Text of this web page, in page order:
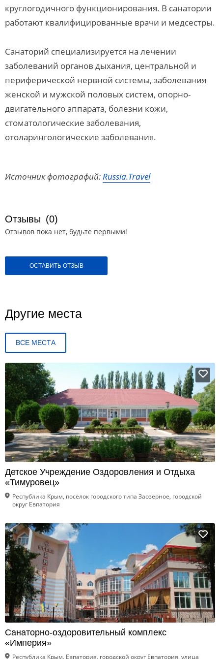
круглогодичного функционирования. В санатории
работают квалифицированные врачи и медсестры.
Санаторий специализируется на лечении
заболеваний органов дыхания, центральной и
периферической нервной системы, заболевания
женской и мужской половых систем, опорно-
двигательного аппарата, болезни кожи,
стоматологические заболевания,
отоларингологические заболевания.
Источник фотографий:Russia.Travel
Отзывы (0)
Отзывов пока нет, будьте первыми!
ОСТАВИТЬ ОТЗЫВ
Другие места
ВСЕ МЕСТА
Детское Учреждение Оздоровления и Отдыха
«Тимуровец»
Республика Крым, посёлок городского типа Заозёрное, городской
округ Евпатория
Санаторно-оздоровительный комплекс
«Империя»
Республика Крым, Евпатория, городской округ Евпатория, улица